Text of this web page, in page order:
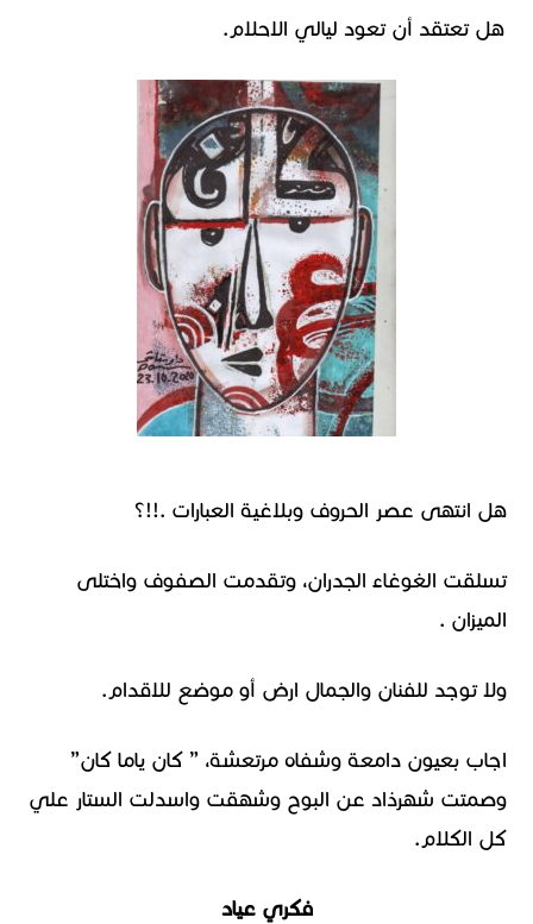
هل تعتقد أن تعود ليالي الاحلام.
هل انتهى عصر الحروف وبلاغية العبارات .!!؟
تسلقت الغوغاء الجدران، وتقدمت الصفوف واختلى
الميزان .
ولا توجد للفنان والجمال ارض أو موضع للاقدام.
اجاب بعيون دامعة وشفاه مرتعشة، ” كان ياما كان”
وصمتت شهرذاد عن البوح وشهقت واسدلت الستار علي
كل الكلام.
فكري عياد